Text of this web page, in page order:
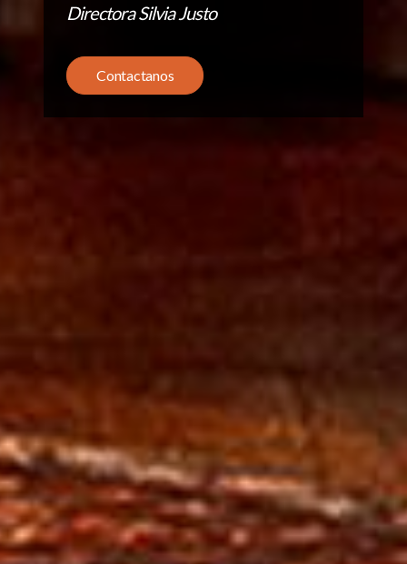
Directora Silvia Justo
Contactanos